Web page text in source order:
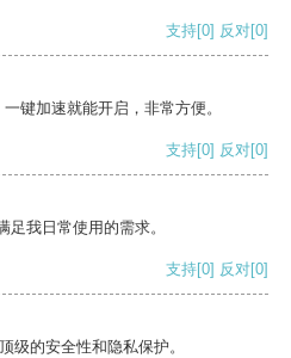
支持[0] 反对[0]
键加速就能开启，非常方便。
支持[0] 反对[0]
我日常使用的需求。
支持[0] 反对[0]
级的安全性和隐私保护。